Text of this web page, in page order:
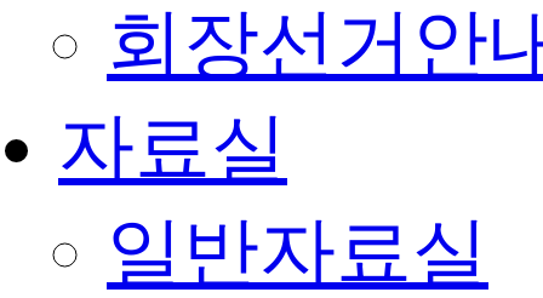
회장선거안
자료실
일반자료실